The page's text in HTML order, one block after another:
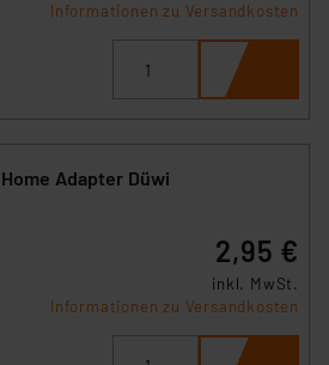
Informationen zu Versandkosten
Adapter Düwi
2,95 €
inkl. MwSt.
Informationen zu Versandkosten